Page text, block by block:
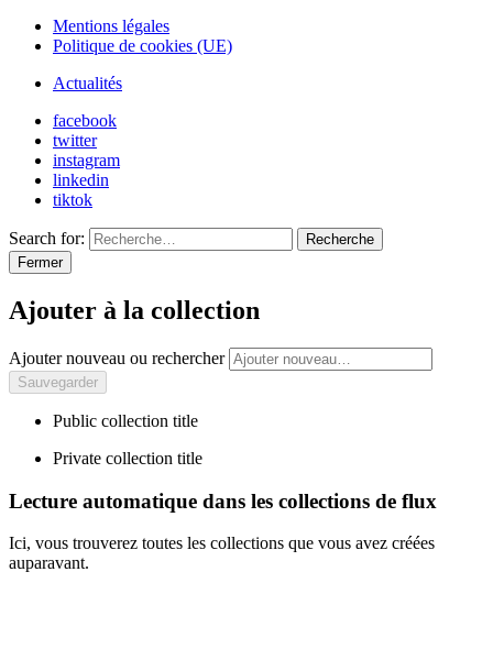
Mentions légales
Politique de cookies (UE)
Actualités
facebook
twitter
instagram
linkedin
tiktok
Search for:
Recherche
Fermer
Ajouter à la collection
Ajouter nouveau ou rechercher
Public collection title
Private collection title
Lecture automatique dans les collections de flux
Ici, vous trouverez toutes les collections que vous avez créées
auparavant.